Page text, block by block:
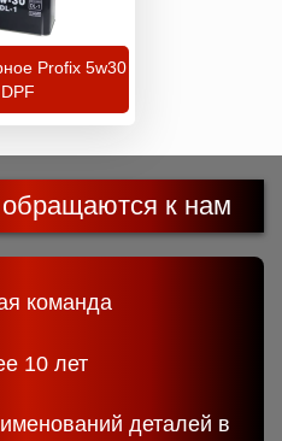
Profix 5w30
к нам
команда
10 лет
деталей в